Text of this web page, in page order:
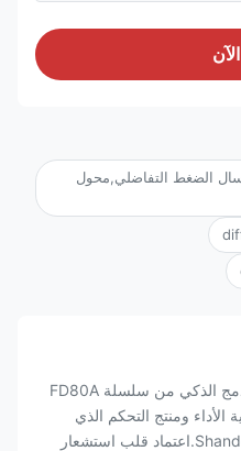
التفاضلي,محول
وصف المنتج جهاز نقل الضغط المدمج الذكي من سلسلة FD80A
ومنتج التحكم الذي
طورته شركة Shandong FRD SENSOR.اعتماد قلب استشعار